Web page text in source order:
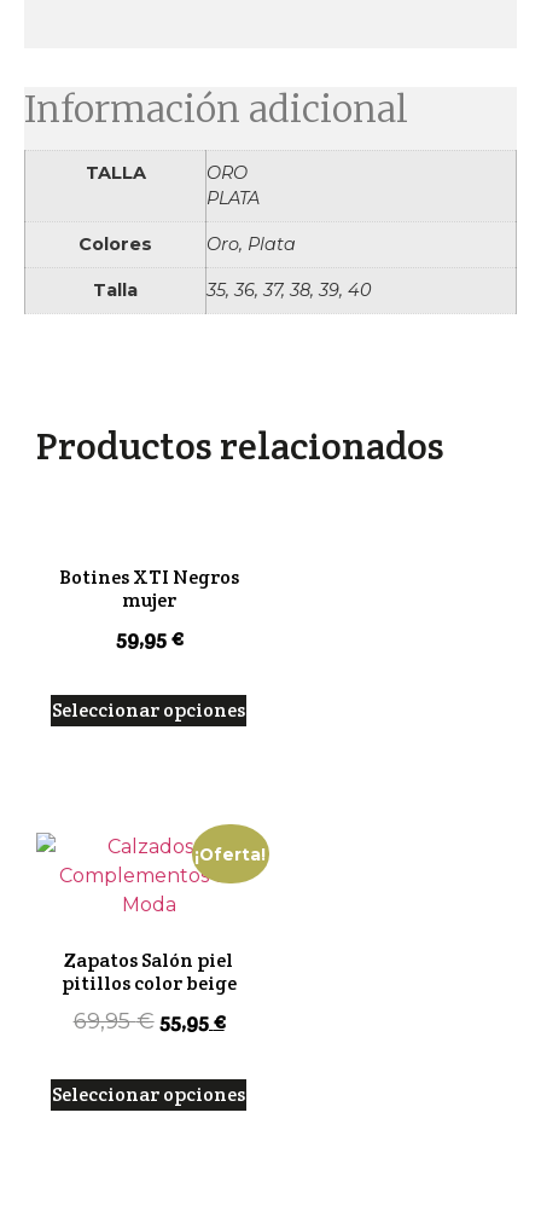
Productos relacionados
Botines XTI Negros
mujer
59,95€
Seleccionar opciones
¡Oferta!
Zapatos Salón piel
pitillos color beige
69,95€55,95€
Seleccionar opciones
Información adicional
TALLA
ORO
PLATA
Colores Oro, Plata
Talla 35, 36, 37, 38, 39, 40